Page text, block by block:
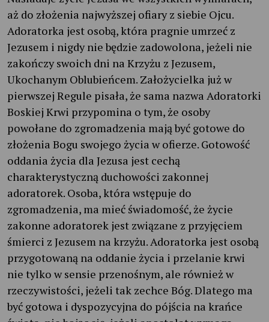
aż do złożenia najwyższej ofiary z siebie Ojcu.
Adoratorka jest osobą, która pragnie umrzeć z
Jezusem i nigdy nie będzie zadowolona, jeżeli nie
zakończy swoich dni na Krzyżu z Jezusem,
Ukochanym Oblubieńcem. Założycielka już w
pierwszej Regule pisała, że sama nazwa Adoratorki
Boskiej Krwi przypomina o tym, że osoby
powołane do zgromadzenia mają być gotowe do
złożenia Bogu swojego życia w ofierze. Gotowość
oddania życia dla Jezusa jest cechą
charakterystyczną duchowości zakonnej
adoratorek. Osoba, która wstępuje do
zgromadzenia, ma mieć świadomość, że życie
zakonne adoratorek jest związane z przyjęciem
śmierci z Jezusem na krzyżu. Adoratorka jest osobą
przygotowaną na oddanie życia i przelanie krwi
nie tylko w sensie przenośnym, ale również w
rzeczywistości, jeżeli tak zechce Bóg. Dlatego ma
być gotowa i dyspozycyjna do pójścia na krańce